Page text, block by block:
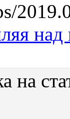
на